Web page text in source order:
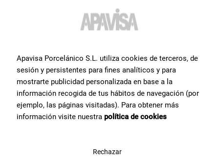
Вам нужна дополнительная
информация или помощьпо
Свяжитесь с командой специалистов Apavisa Porcelánico. Мы
Apavisa Porcelánico S.L. utiliza cookies de terceros, de
sesión y persistentes para fines analíticos y para
mostrarte publicidad personalizada en base a la
información recogida de tus hábitos de navegación (por
ejemplo, las páginas visitadas). Para obtener más
información visite nuestra política de cookies
Rechazar